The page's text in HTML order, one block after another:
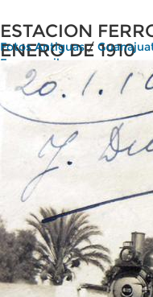
ESTACION
ENERO DE 1910
Fotos Antiguas/
Ferrocarriles